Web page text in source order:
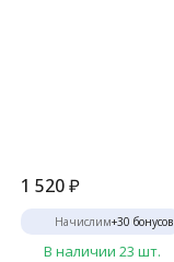
1 520₽
Начислим+30 бонусов
В наличии 23 шт.